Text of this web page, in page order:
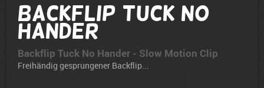
Backflip Tuck No
Hander
Backflip Tuck No Hander - Slow Motion Clip
Freihändig gesprungener Backflip...